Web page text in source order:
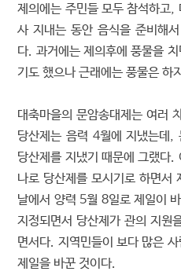
제의에는 주민들 모두 참석하고,
사 지내는 동안 음식을 준비해
다. 과거에는 제의후에 풍물을
기도 했으나 근래에는 풍물은 하
대축마을의 문암송대제는 여러
당산제는 음력 4월에 지냈는데,
당산제를 지냈기 때문에 그랬다
나로 당산제를 모시기로 하면서
날에서 양력 5월 8일로 제일이
지정되면서 당산제가 관의 지원
면서다. 지역민들이 보다 많은
제일을 바꾼 것이다.